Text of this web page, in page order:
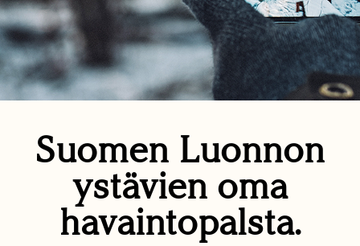
Suomen Luonnon
ystävien oma
havaintopalsta.